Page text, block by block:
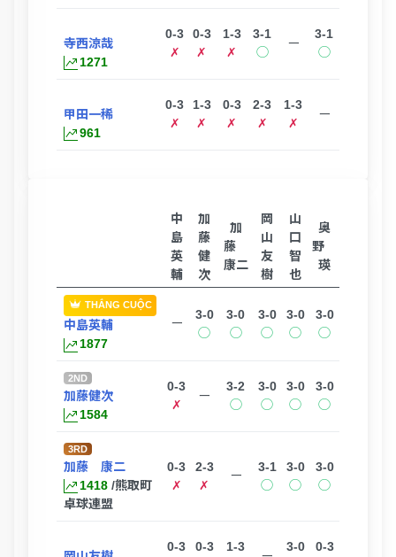
寺西涼哉
1271
0-3
✗
0-3
✗
1-3
✗
3-1
◯
ー
3-1
◯
甲田一稀
961
0-3
✗
1-3
✗
0-3
✗
2-3
✗
1-3
✗
ー
中
島
英
輔
加
藤
健
次
加
藤
康二
岡
山
友
樹
山
口
智
也
奥
野
瑛
THẮNG CUỘC
中島英輔
1877
ー
3-0
◯
3-0
◯
3-0
◯
3-0
◯
3-0
◯
2ND
加藤健次
1584
0-3
✗
ー
3-2
◯
3-0
◯
3-0
◯
3-0
◯
3RD
加藤 康二
1418 /熊取町
卓球連盟
0-3
✗
2-3
✗
ー
3-1
◯
3-0
◯
3-0
◯
0-3 0-3 1-3 3-0 0-3